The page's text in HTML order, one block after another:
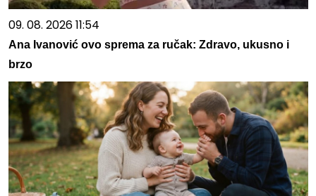
09. 08. 2026 11:54
Ana Ivanović ovo sprema za ručak: Zdravo, ukusno i
brzo